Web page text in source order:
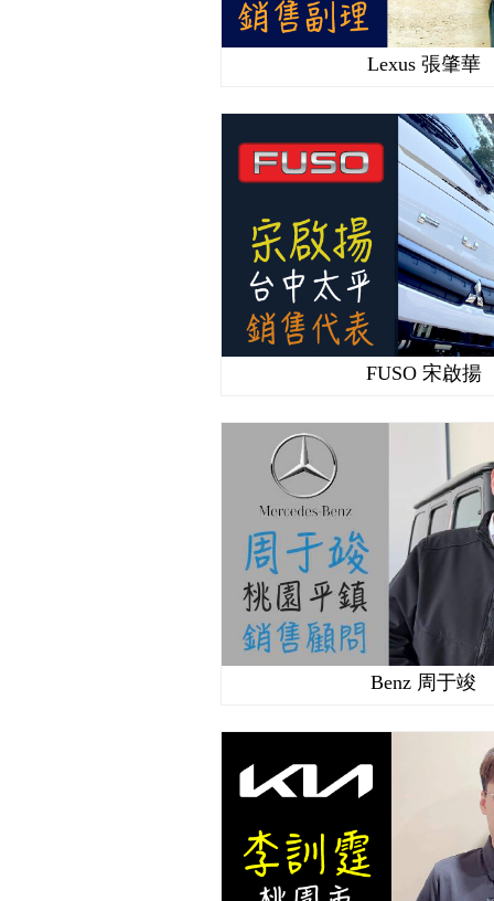
Lexus 張肇華
FUSO 宋啟揚
Benz 周于竣